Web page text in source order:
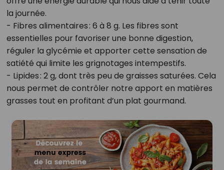
la journée.
- Fibres alimentaires : 6 à 8 g. Les fibres sont
essentielles pour favoriser une bonne digestion,
réguler la glycémie et apporter cette sensation de
satiété qui limite les grignotages intempestifs.
- Lipides : 2 g, dont très peu de graisses saturées. Cela
nous permet de contrôler notre apport en matières
grasses tout en profitant d’un plat gourmand.